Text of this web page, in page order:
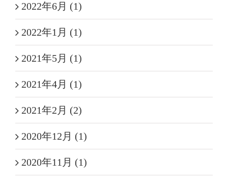
2022年6月 (1)
2022年1月 (1)
2021年5月 (1)
2021年4月 (1)
2021年2月 (2)
2020年12月 (1)
2020年11月 (1)